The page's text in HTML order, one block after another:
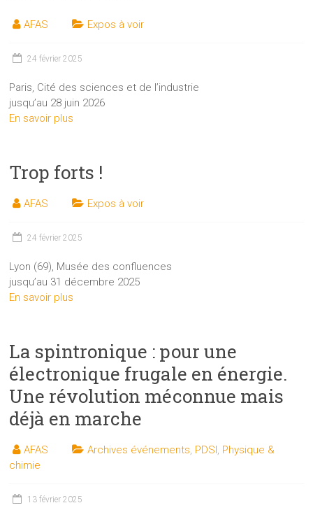
AFAS Expos à voir
24 février 2025
Paris, Cité des sciences et de l’industrie
jusqu’au 28 juin 2026
En savoir plus
Trop forts !
AFAS Expos à voir
24 février 2025
Lyon (69), Musée des confluences
jusqu’au 31 décembre 2025
En savoir plus
La spintronique : pour une
électronique frugale en énergie.
Une révolution méconnue mais
déjà en marche
AFAS Archives événements PDSI Physique &
chimie
13 février 2025